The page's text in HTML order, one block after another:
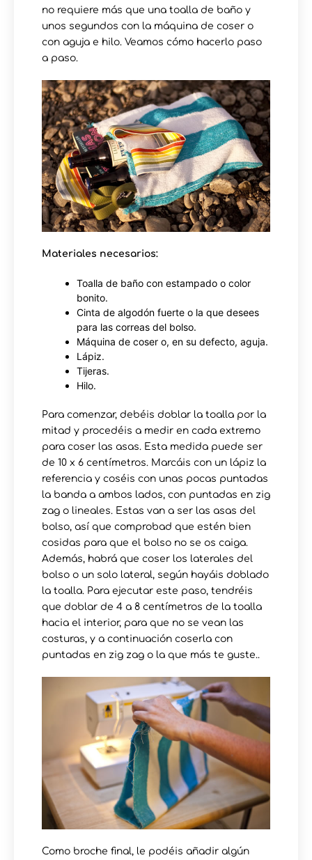
no requiere más que una toalla de baño y
unos segundos con la máquina de coser o
con aguja e hilo. Veamos cómo hacerlo paso
a paso.
Materiales necesarios:
Toalla de baño con estampado o color
bonito.
Cinta de algodón fuerte o la que desees
para las correas del bolso.
Máquina de coser o, en su defecto, aguja.
Lápiz.
Tijeras.
Hilo.
Para comenzar, debéis doblar la toalla por la
mitad y procedéis a medir en cada extremo
para coser las asas. Esta medida puede ser
de 10 x 6 centímetros. Marcáis con un lápiz la
referencia y coséis con unas pocas puntadas
la banda a ambos lados, con puntadas en zig
zag o lineales. Estas van a ser las asas del
bolso, así que comprobad que estén bien
cosidas para que el bolso no se os caiga.
Además, habrá que coser los laterales del
bolso o un solo lateral, según hayáis doblado
la toalla. Para ejecutar este paso, tendréis
que doblar de 4 a 8 centímetros de la toalla
hacia el interior, para que no se vean las
costuras, y a continuación coserla con
puntadas en zig zag o la que más te guste..
Como broche final, le podéis añadir algún